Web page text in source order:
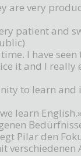
are very
patient and
I have seen
it and I really
to learn and
learn
Pilar den